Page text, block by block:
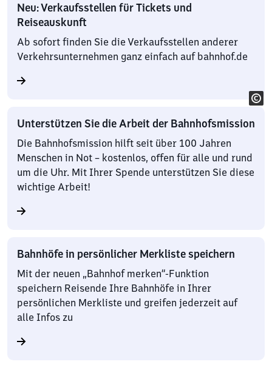
Neu: Verkaufsstellen für Tickets und
Reiseauskunft
Ab sofort finden Sie die Verkaufsstellen anderer
Verkehrsunternehmen ganz einfach auf bahnhof.de
Unterstützen Sie die Arbeit der Bahnhofsmission
Die Bahnhofsmission hilft seit über 100 Jahren
Menschen in Not – kostenlos, offen für alle und rund
um die Uhr. Mit Ihrer Spende unterstützen Sie diese
wichtige Arbeit!
Bahnhöfe in persönlicher Merkliste speichern
Mit der neuen „Bahnhof merken“-Funktion
speichern Reisende Ihre Bahnhöfe in Ihrer
persönlichen Merkliste und greifen jederzeit auf
alle Infos zu